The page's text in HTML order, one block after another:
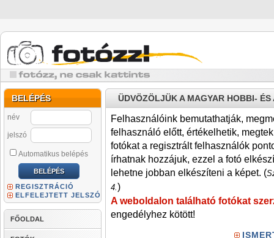
BELÉPÉS
név
jelszó
Automatikus belépés
REGISZTRÁCIÓ
ELFELEJTETT JELSZÓ
FŐOLDAL
ÜDVÖZÖLJÜK A MAGYAR HOBBI-
Felhasználóink bemutathatják,
felhasználó előtt, értékelhetik,
fotókat a regisztrált felhasználók
írhatnak hozzájuk, ezzel a fotó
lehetne jobban elkészíteni a képet. (
4.)
A weboldalon található fotókat
engedélyhez kötött!